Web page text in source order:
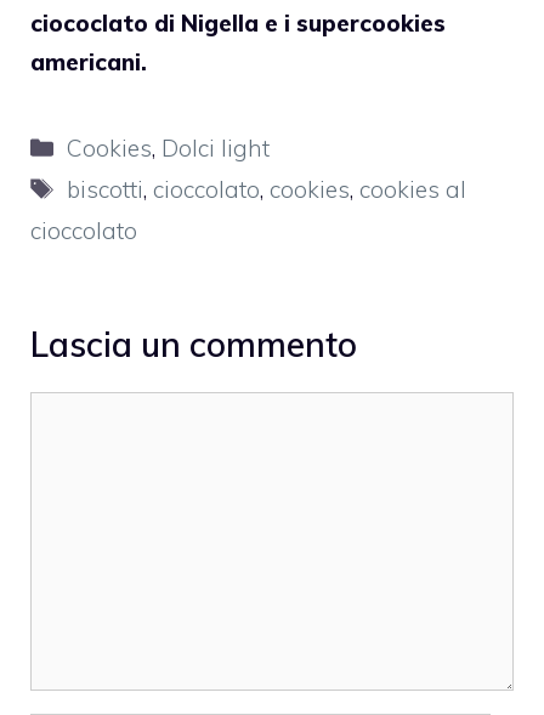
ciococlato di Nigella e i supercookies
americani.
Categorie
Cookies, Dolci light
Tag
biscotti, cioccolato, cookies, cookies al
cioccolato
Lascia un commento